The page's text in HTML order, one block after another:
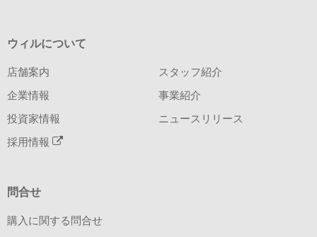
ウィルについて
店舗案内 スタッフ紹介
企業情報 事業紹介
投資家情報 ニュースリリース
採用情報
問合せ
購入に関する問合せ